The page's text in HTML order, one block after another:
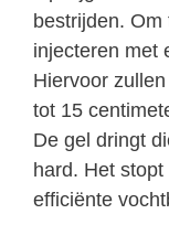
bestrijden.
injecteren met
Hiervoor
tot 15
De gel dringt
hard. Het
efficiënte